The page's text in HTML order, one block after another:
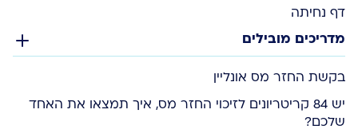
דף נחיתה
מדריכים מובילים
בקשת החזר מס אונליין
יש 84 קריטריונים לזיכוי החזר מס, איך תמצאו את האחד
שלכם?